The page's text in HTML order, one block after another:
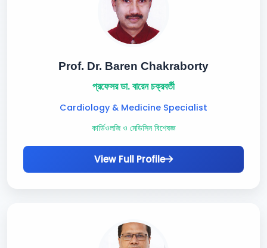
Prof. Dr. Baren Chakraborty
প্রফেসর ডা. বারেন চক্রবর্তী
Cardiology & Medicine Specialist
কার্ডিওলজি ও মেডিসিন বিশেষজ্ঞ
View Full Profile